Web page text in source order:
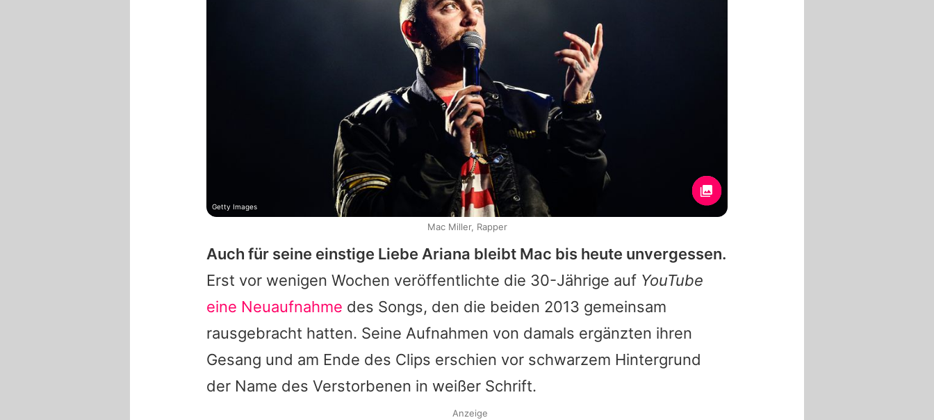
Auch für seine einstige Liebe Ariana bleibt Mac bis heute unvergessen.
Erst vor wenigen Wochen veröffentlichte die 30-Jährige auf YouTube
eine Neuaufnahme des Songs, den die beiden 2013 gemeinsam
rausgebracht hatten. Seine Aufnahmen von damals ergänzten ihren
Gesang und am Ende des Clips erschien vor schwarzem Hintergrund
der Name des Verstorbenen in weißer Schrift.
Getty Images
Mac Miller, Rapper
Anzeige